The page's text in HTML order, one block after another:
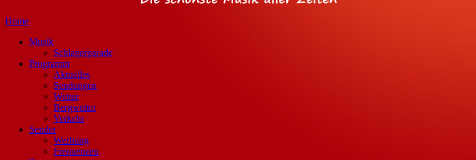
Home
Musik
Schlagerparade
Programm
Aktuelles
Sendungen
Wetter
Bergwetter
Verkehr
Sender
Werbung
Frequenzen